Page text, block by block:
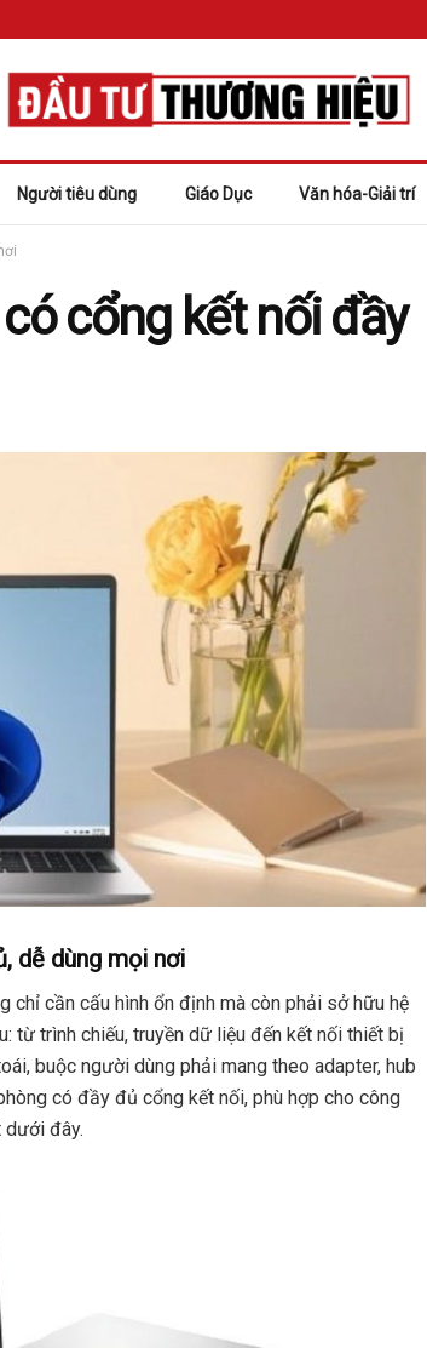
Người tiêu dùng Giáo Dục Văn hóa-Giải trí
cổng kết nối đầy
dễ dùng mọi nơi
cần cấu hình ổn định mà còn phải sở hữu hệ
từ trình chiếu, truyền dữ liệu đến kết nối thiết bị
buộc người dùng phải mang theo adapter, hub
có đầy đủ cổng kết nối, phù hợp cho công
dưới đây.